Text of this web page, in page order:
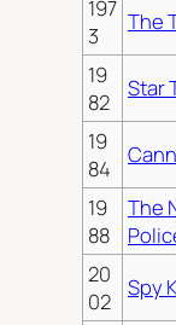
197
3
The
19
82
Star
19
84
19
88
The
20
02
Spy